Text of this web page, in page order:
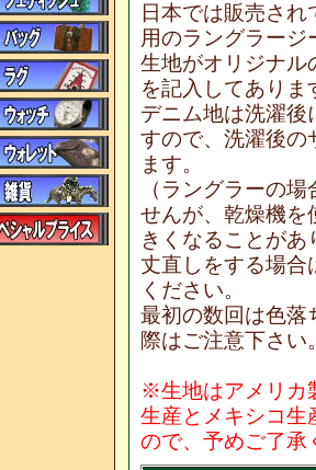
日本では販売さ
用のラングラージ
生地がオリジナル
を記入してありま
デニム地は洗濯後
すので、洗濯後の
ます。
（ラングラーの
せんが、乾燥機を
きくなることがあ
丈直しをする場合
ください。
最初の数回は色落
際はご注意下さい
※生地はアメリカ
生産とメキシコ生
ので、予めご了承